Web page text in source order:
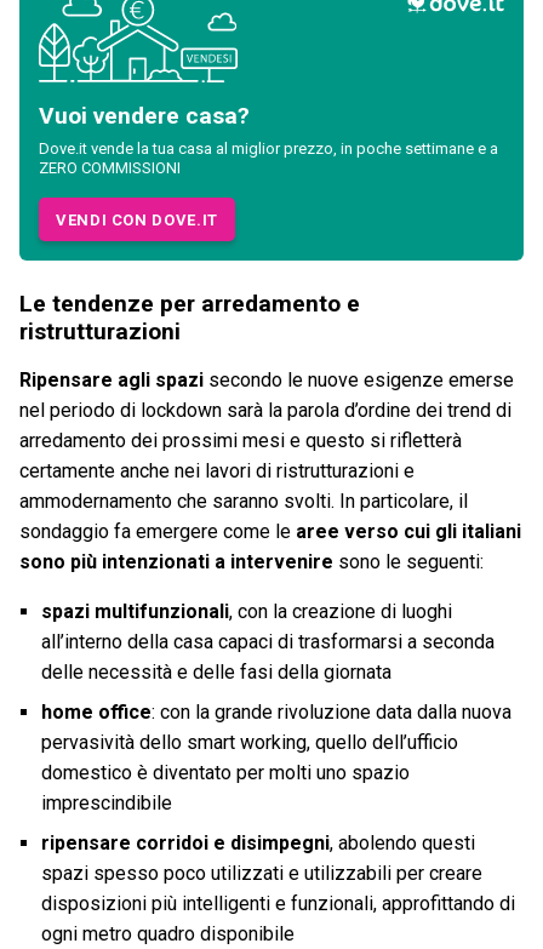
Vuoi vendere casa?
Dove.it vende la tua casa al miglior prezzo, in poche settimane e a
ZERO COMMISSIONI
VENDI CON DOVE.IT
Le tendenze per arredamento e
ristrutturazioni
Ripensare agli spazi secondo le nuove esigenze emerse
nel periodo di lockdown sarà la parola d’ordine dei trend di
arredamento dei prossimi mesi e questo si rifletterà
certamente anche nei lavori di ristrutturazioni e
ammodernamento che saranno svolti. In particolare, il
sondaggio fa emergere come le aree verso cui gli italiani
sono più intenzionati a intervenire sono le seguenti:
spazi multifunzionali, con la creazione di luoghi
all’interno della casa capaci di trasformarsi a seconda
delle necessità e delle fasi della giornata
home office: con la grande rivoluzione data dalla nuova
pervasività dello smart working, quello dell’ufficio
domestico è diventato per molti uno spazio
imprescindibile
ripensare corridoi e disimpegni, abolendo questi
spazi spesso poco utilizzati e utilizzabili per creare
disposizioni più intelligenti e funzionali, approfittando di
ogni metro quadro disponibile